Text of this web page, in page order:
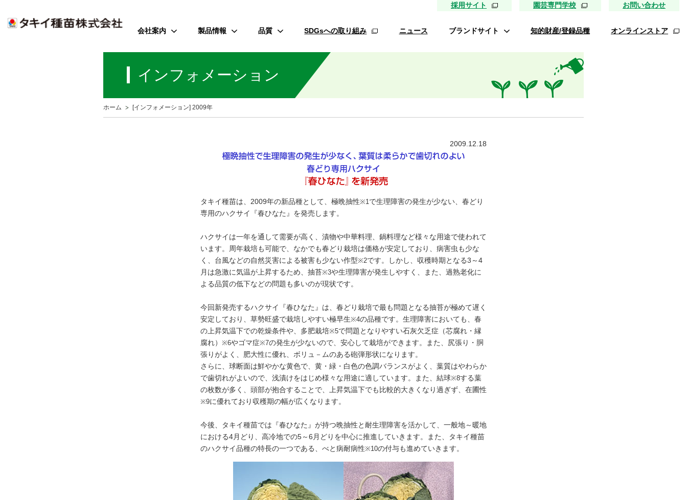
採用サイト 園芸専門学校 お問い合わせ
会社案内
会社のミッション
製品情報
花
品質
研究農場/品種開発
公的研究費の管理体制について
品質管理/品質検査
SDGsへの取り組み ニュース ブランドサイト
レノンメロン
タキイのノベルティ
知的財産/登録品種 オンラインストア
インフォメーション
ホーム [インフォメーション] 2009年
2009.12.18
タキイ種苗は、2009年の新品種として、極晩抽性※1で生理障害の発生が少ない、春どり
専用のハクサイ『春ひなた』を発売します。
ハクサイは一年を通して需要が高く、漬物や中華料理、鍋料理など様々な用途で使われて
います。周年栽培も可能で、なかでも春どり栽培は価格が安定しており、病害虫も少な
く、台風などの自然災害による被害も少ない作型※2です。しかし、収穫時期となる3～4
月は急激に気温が上昇するため、抽苔※3や生理障害が発生しやすく、また、過熟老化に
よる品質の低下などの問題も多いのが現状です。
今回新発売するハクサイ『春ひなた』は、春どり栽培で最も問題となる抽苔が極めて遅く
安定しており、草勢旺盛で栽培しやすい極早生※4の品種です。生理障害においても、春
の上昇気温下での乾燥条件や、多肥栽培※5で問題となりやすい石灰欠乏症（芯腐れ・縁
腐れ） ※6やゴマ症※7の発生が少ないので、安心して栽培ができます。また、尻張り・胴
張りがよく、肥大性に優れ、ボリュ－ムのある砲弾形状になります。
さらに、球断面は鮮やかな黄色で、黄・緑・白色の色調バランスがよく、葉質はやわらか
で歯切れがよいので、浅漬けをはじめ様々な用途に適しています。また、結球※8する葉
の枚数が多く、頭部が抱合することで、上昇気温下でも比較的大きくなり過ぎず、在圃性
※9に優れており収穫期の幅が広くなります。
今後、タキイ種苗では『春ひなた』が持つ晩抽性と耐生理障害を活かして、一般地～暖地
における4月どり、高冷地での5～6月どりを中心に推進していきます。また、タキイ種苗
のハクサイ品種の特長の一つである、べと病耐病性※10の付与も進めていきます。